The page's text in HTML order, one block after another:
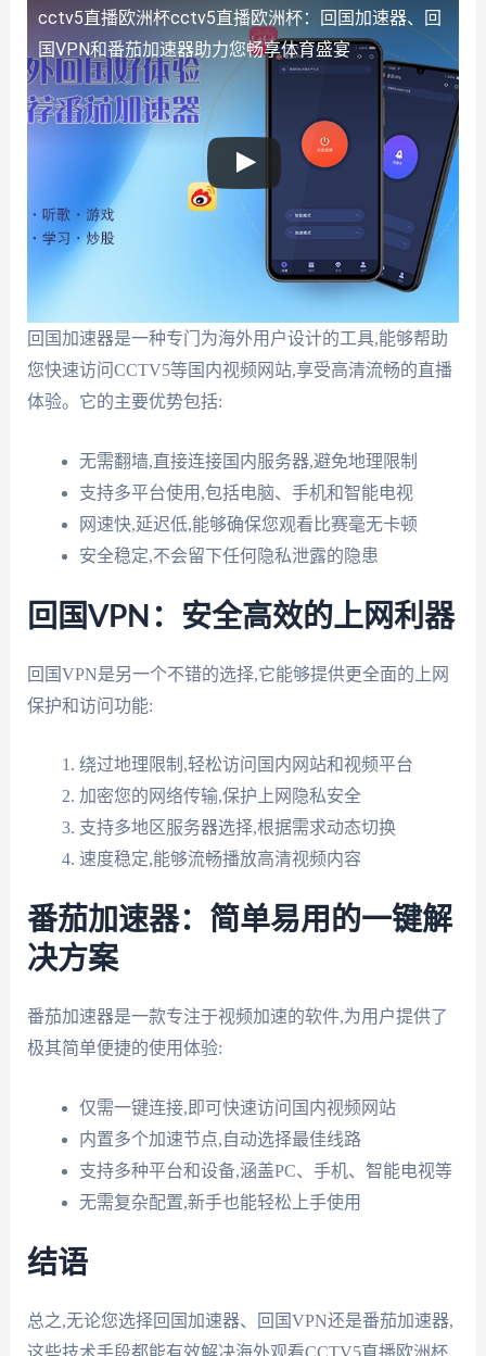
cctv5直播欧洲杯cctv5直播欧洲杯：回国加速器、回
国VPN和番茄加速器助力您畅享体育盛宴
回国加速器是一种专门为海外用户设计的工具,能够帮助
您快速访问CCTV5等国内视频网站,享受高清流畅的直播
体验。它的主要优势包括:
无需翻墙,直接连接国内服务器,避免地理限制
支持多平台使用,包括电脑、手机和智能电视
网速快,延迟低,能够确保您观看比赛毫无卡顿
安全稳定,不会留下任何隐私泄露的隐患
回国VPN：安全高效的上网利器
回国VPN是另一个不错的选择,它能够提供更全面的上网
保护和访问功能:
绕过地理限制,轻松访问国内网站和视频平台
加密您的网络传输,保护上网隐私安全
支持多地区服务器选择,根据需求动态切换
速度稳定,能够流畅播放高清视频内容
番茄加速器：简单易用的一键解
决方案
番茄加速器是一款专注于视频加速的软件,为用户提供了
极其简单便捷的使用体验:
仅需一键连接,即可快速访问国内视频网站
内置多个加速节点,自动选择最佳线路
支持多种平台和设备,涵盖PC、手机、智能电视等
无需复杂配置,新手也能轻松上手使用
结语
总之,无论您选择回国加速器、回国VPN还是番茄加速器,
这些技术手段都能有效解决海外观看CCTV5直播欧洲杯